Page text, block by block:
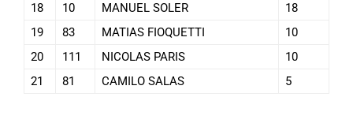
18
10 MANUEL SOLER
18
19
83 MATIAS FIOQUETTI
10
20
111 NICOLAS PARIS
10
21
81 CAMILO SALAS 5